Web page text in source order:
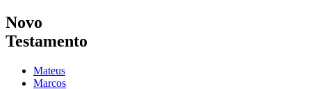
Novo
Testamento
Mateus
Marcos